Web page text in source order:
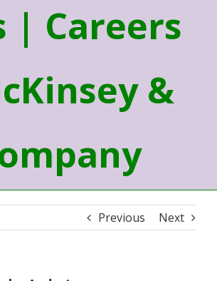
| Careers
&
Previous Next